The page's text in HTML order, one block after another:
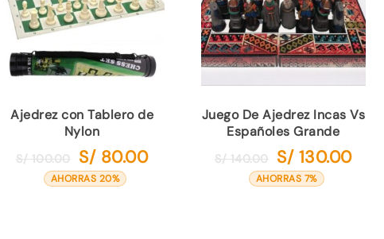
Ajedrez con Tablero de
Nylon
S/100.00
El
precio
S/80.00El
AHORRAS 20%
Juego De Ajedrez Incas Vs
Españoles Grande
S/140.00
El
precio
S/130.00El
AHORRAS 7%